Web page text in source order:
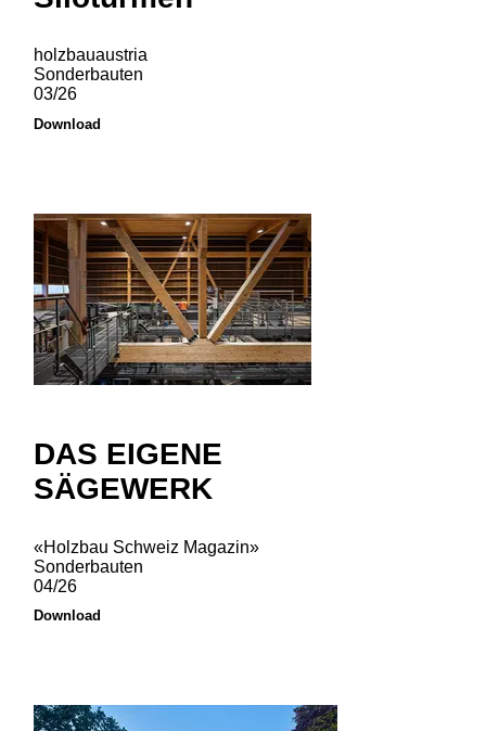
holzbauaustria
Sonderbauten
03/26
Download
DAS EIGENE
SÄGEWERK
«Holzbau Schweiz Magazin»
Sonderbauten
04/26
Download